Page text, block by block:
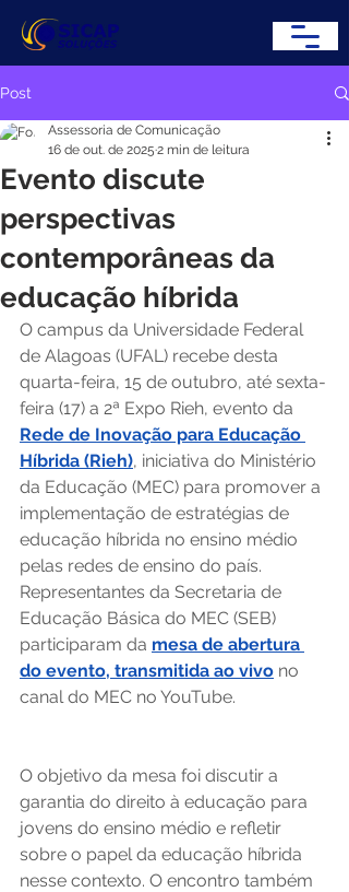
Post
Evento discute
perspectivas
contemporâneas da
educação híbrida
Assessoria de Comunicação
16 de out. de 2025 2 min de leitura
O campus da Universidade Federal
de Alagoas (UFAL) recebe desta
quarta-feira, 15 de outubro, até sexta-
feira (17) a 2ª Expo Rieh, evento da
Rede de Inovação para Educação
Híbrida (Rieh), iniciativa do Ministério
da Educação (MEC) para promover a
implementação de estratégias de
educação híbrida no ensino médio
pelas redes de ensino do país.
Representantes da Secretaria de
Educação Básica do MEC (SEB)
participaram da mesa de abertura
do evento, transmitida ao vivo no
canal do MEC no YouTube.
O objetivo da mesa foi discutir a
garantia do direito à educação para
jovens do ensino médio e refletir
sobre o papel da educação híbrida
nesse contexto. O encontro também